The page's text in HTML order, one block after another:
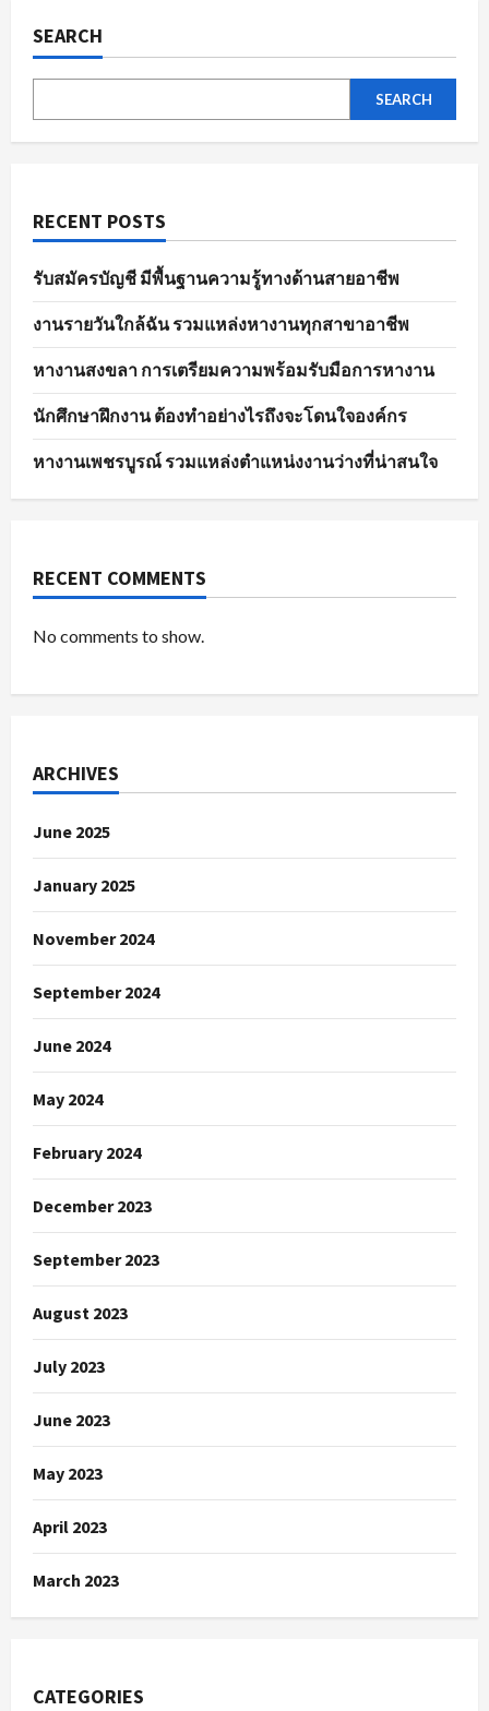
ใน
SEARCH
SEARCH
RECENT POSTS
รับสมัครบัญชี มีพื้นฐานความรู้ทางด้านสายอาชีพ
งานรายวันใกล้ฉัน รวมแหล่งหางานทุกสาขาอาชีพ
หางานสงขลา การเตรียมความพร้อมรับมือการหางาน
นักศึกษาฝึกงาน ต้องทำอย่างไรถึงจะโดนใจองค์กร
หางานเพชรบูรณ์ รวมแหล่งตำแหน่งงานว่างที่น่าสนใจ
RECENT COMMENTS
No comments to show.
ARCHIVES
June 2025
January 2025
November 2024
September 2024
June 2024
May 2024
February 2024
December 2023
September 2023
August 2023
July 2023
June 2023
May 2023
April 2023
March 2023
CATEGORIES